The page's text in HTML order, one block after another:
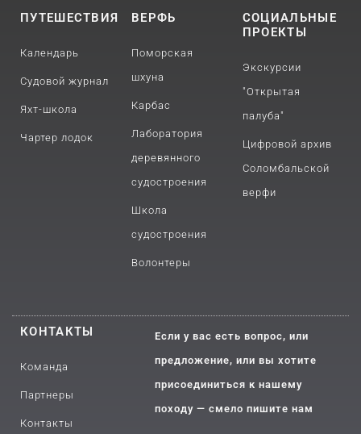
ПУТЕШЕСТВИЯ
Календарь
Судовой журнал
Яхт-школа
Чартер лодок
ВЕРФЬ
Поморская
шхуна
Карбас
Лаборатория
деревянного
судостроения
Школа
судостроения
Волонтеры
СОЦИАЛЬНЫЕ
ПРОЕКТЫ
Экскурсии
"Открытая
палуба"
Цифровой архив
Соломбальской
верфи
КОНТАКТЫ
Команда
Партнеры
Контакты
Если у вас есть вопрос, или
предложение, или вы хотите
присоединиться к нашему
походу — смело пишите нам